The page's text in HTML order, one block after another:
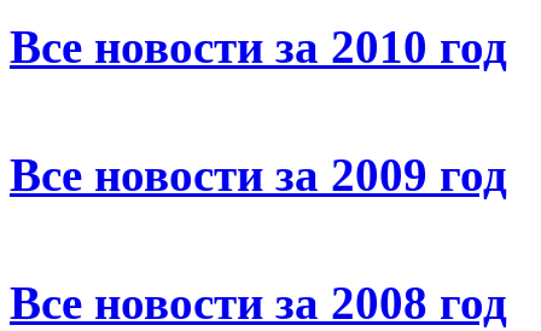
Все новости за 2010 год
Все новости за 2009 год
Все новости за 2008 год